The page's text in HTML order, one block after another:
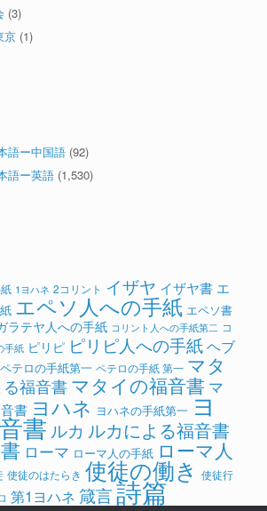
(3)
京 (1)
語ー中国語 (92)
語ー英語 (1,530)
1ヨハネ 2コリント イザヤ イザヤ書 エ
エペソ人への手紙 エペソ書
ラテヤ人への手紙 コリント人への手紙第二 コ
手紙 ピリピ ピリピ人への手紙ヘブ
ペテロの手紙第一 ペテロの手紙 第一 マタ
福音書 マタイの福音書 マ
書 ヨハネ ヨハネの手紙第一 ヨ
書 ルカ ルカによる福音書
ローマ ローマ人の手紙 ローマ人
使徒のはたらき 使徒の働き 使徒行
第1ヨハネ 箴言詩篇